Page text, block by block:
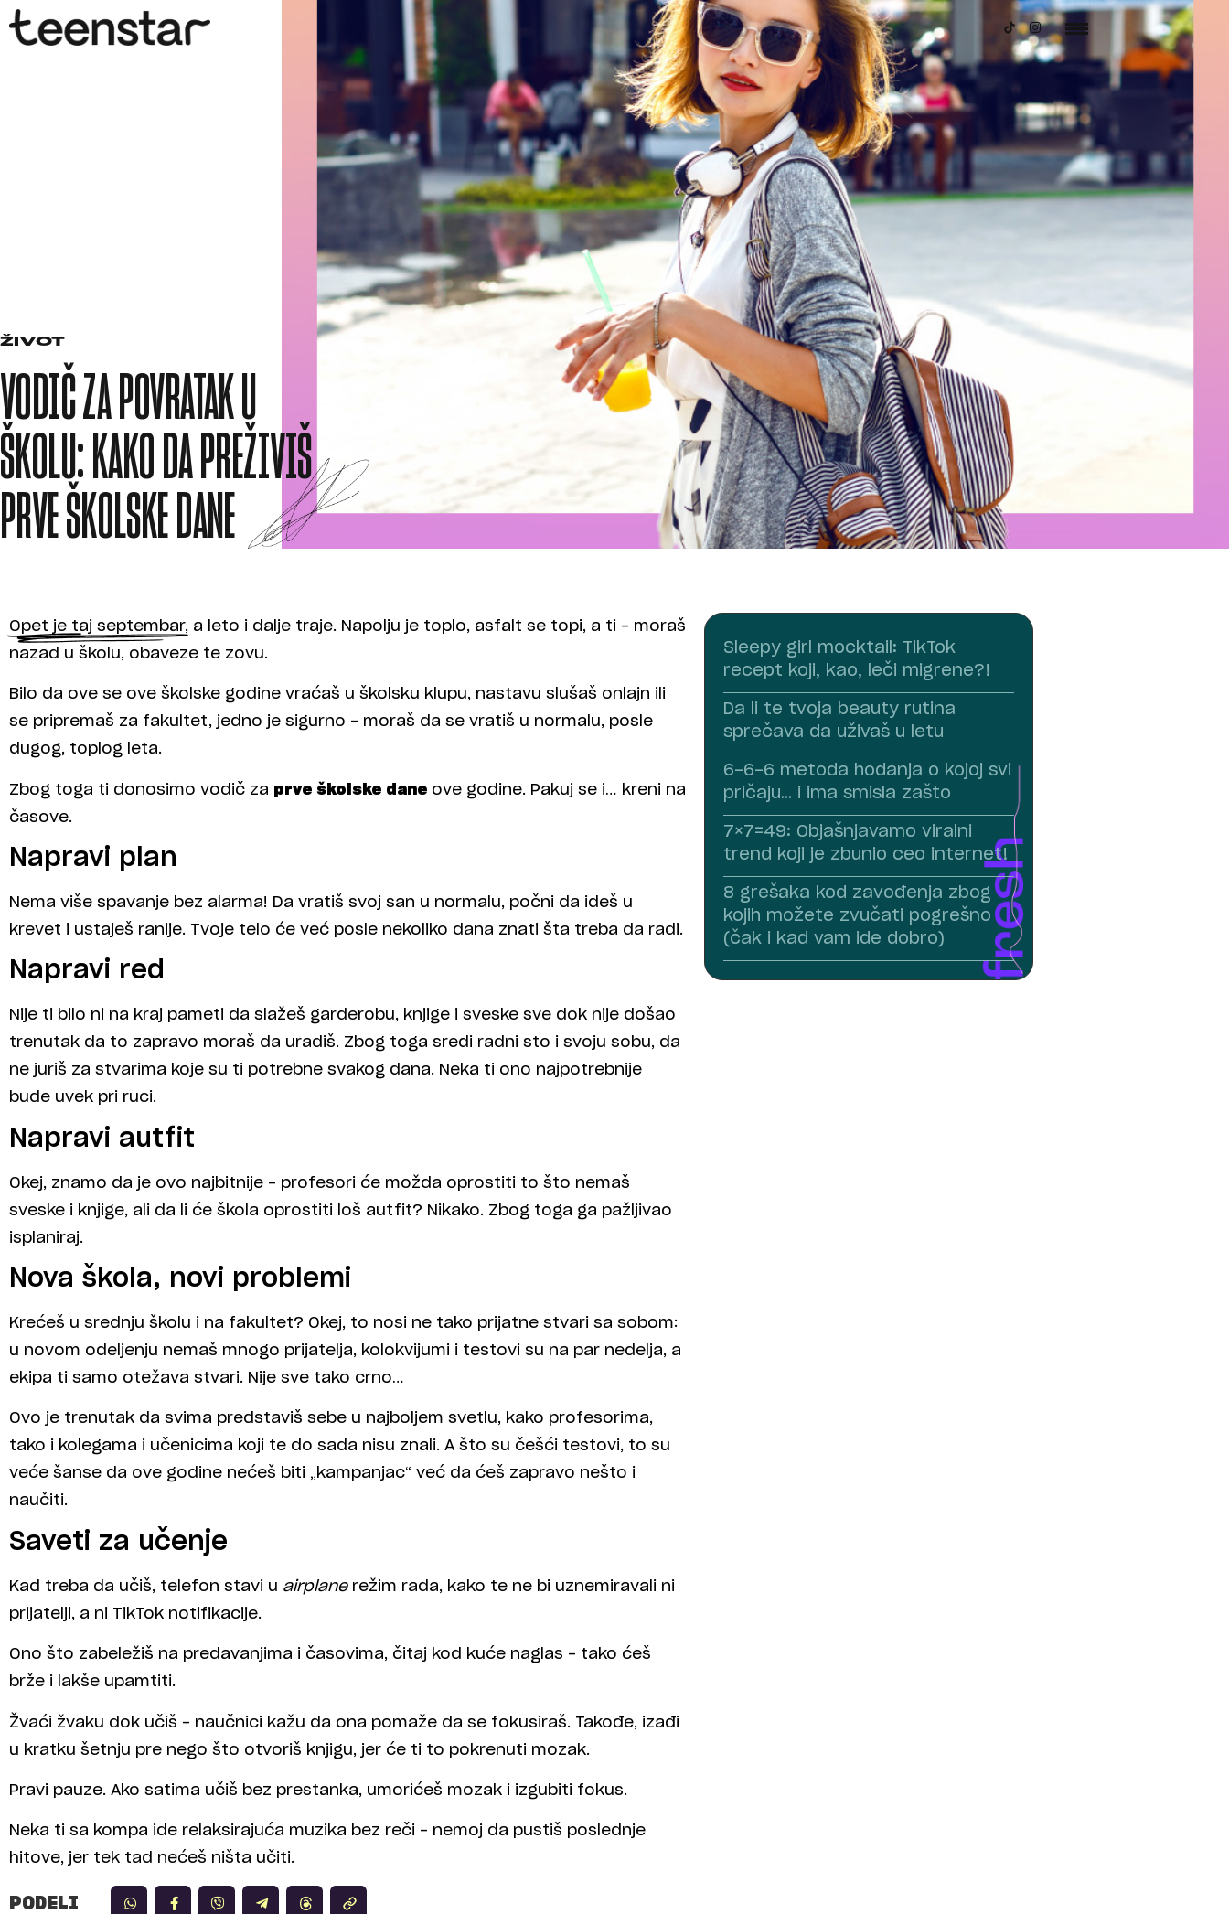
ŽIVOT
VODIČ ZA POVRATAK U
ŠKOLU: KAKO DA PREŽIVIŠ
PRVE ŠKOLSKE DANE
Opet je taj septembar, a leto i dalje traje. Napolju je toplo, asfalt se topi, a ti – moraš
nazad u školu, obaveze te zovu.
Bilo da ove se ove školske godine vraćaš u školsku klupu, nastavu slušaš onlajn ili
se pripremaš za fakultet, jedno je sigurno – moraš da se vratiš u normalu, posle
dugog, toplog leta.
Zbog toga ti donosimo vodič za prve školske dane ove godine. Pakuj se i… kreni na
časove.
Napravi plan
Nema više spavanje bez alarma! Da vratiš svoj san u normalu, počni da ideš u
krevet i ustaješ ranije. Tvoje telo će već posle nekoliko dana znati šta treba da radi.
Napravi red
Nije ti bilo ni na kraj pameti da slažeš garderobu, knjige i sveske sve dok nije došao
trenutak da to zapravo moraš da uradiš. Zbog toga sredi radni sto i svoju sobu, da
ne juriš za stvarima koje su ti potrebne svakog dana. Neka ti ono najpotrebnije
bude uvek pri ruci.
Napravi autfit
Okej, znamo da je ovo najbitnije – profesori će možda oprostiti to što nemaš
sveske i knjige, ali da li će škola oprostiti loš autfit? Nikako. Zbog toga ga pažljivao
isplaniraj.
Nova škola, novi problemi
Krećeš u srednju školu i na fakultet? Okej, to nosi ne tako prijatne stvari sa sobom:
u novom odeljenju nemaš mnogo prijatelja, kolokvijumi i testovi su na par nedelja, a
ekipa ti samo otežava stvari. Nije sve tako crno…
Ovo je trenutak da svima predstaviš sebe u najboljem svetlu, kako profesorima,
tako i kolegama i učenicima koji te do sada nisu znali. A što su češći testovi, to su
veće šanse da ove godine nećeš biti „kampanjac“ već da ćeš zapravo nešto i
naučiti.
Saveti za učenje
Kad treba da učiš, telefon stavi u airplane režim rada, kako te ne bi uznemiravali ni
prijatelji, a ni TikTok notifikacije.
Ono što zabeležiš na predavanjima i časovima, čitaj kod kuće naglas – tako ćeš
brže i lakše upamtiti.
Žvaći žvaku dok učiš – naučnici kažu da ona pomaže da se fokusiraš. Takođe, izađi
u kratku šetnju pre nego što otvoriš knjigu, jer će ti to pokrenuti mozak.
Pravi pauze. Ako satima učiš bez prestanka, umorićeš mozak i izgubiti fokus.
Neka ti sa kompa ide relaksirajuća muzika bez reči – nemoj da pustiš poslednje
hitove, jer tek tad nećeš ništa učiti.
PODELI
Sleepy girl mocktail: TikTok
recept koji, kao, leči migrene?!
Da li te tvoja beauty rutina
sprečava da uživaš u letu
6-6-6 metoda hodanja o kojoj svi
pričaju… i ima smisla zašto
7×7=49: Objašnjavamo viralni
trend koji je zbunio ceo internet!
8 grešaka kod zavođenja zbog
kojih možete zvučati pogrešno
(čak i kad vam ide dobro)